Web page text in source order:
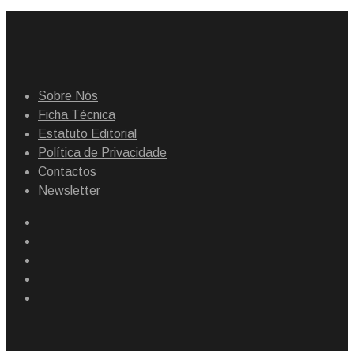
Sobre Nós
Ficha Técnica
Estatuto Editorial
Política de Privacidade
Contactos
Newsletter